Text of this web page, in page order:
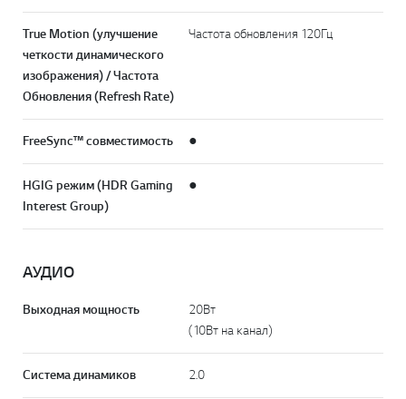
True Motion (улучшение
четкости динамического
изображения) / Частота
Обновления (Refresh Rate)
Частота обновления 120Гц
FreeSync™ совместимость ●
HGIG режим (HDR Gaming
Interest Group)
●
АУДИО
Выходная мощность
20Вт
(10Вт на канал)
Система динамиков 2.0